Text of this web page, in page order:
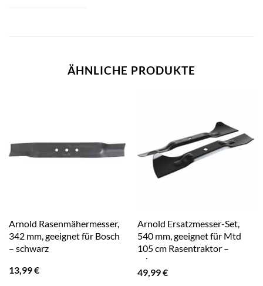
ÄHNLICHE PRODUKTE
Arnold Rasenmähermesser,
342 mm, geeignet für Bosch
– schwarz
13,99€
Arnold Ersatzmesser-Set,
540 mm, geeignet für Mtd
105 cm Rasentraktor –
schwarz
49,99€